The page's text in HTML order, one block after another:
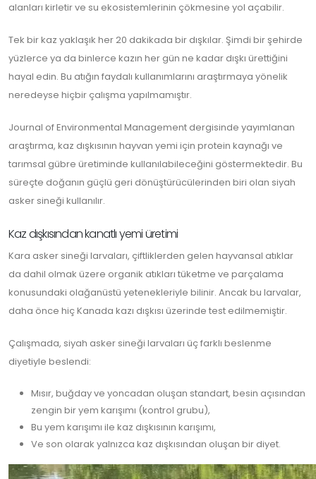
alanları kirletir ve su ekosistemlerinin çökmesine yol açabilir.
Tek bir kaz yaklaşık her 20 dakikada bir dışkılar. Şimdi bir şehirde
yüzlerce ya da binlerce kazın her gün ne kadar dışkı ürettiğini
hayal edin. Bu atığın faydalı kullanımlarını araştırmaya yönelik
neredeyse hiçbir çalışma yapılmamıştır.
Journal of Environmental Management dergisinde yayımlanan
araştırma, kaz dışkısının hayvan yemi için protein kaynağı ve
tarımsal gübre üretiminde kullanılabileceğini göstermektedir. Bu
süreçte doğanın güçlü geri dönüştürücülerinden biri olan siyah
asker sineği kullanılır.
Kaz dışkısından kanatlı yemi üretimi
Kara asker sineği larvaları, çiftliklerden gelen hayvansal atıklar
da dahil olmak üzere organik atıkları tüketme ve parçalama
konusundaki olağanüstü yetenekleriyle bilinir. Ancak bu larvalar,
daha önce hiç Kanada kazı dışkısı üzerinde test edilmemiştir.
Çalışmada, siyah asker sineği larvaları üç farklı beslenme
diyetiyle beslendi:
Mısır, buğday ve yoncadan oluşan standart, besin açısından
zengin bir yem karışımı (kontrol grubu),
Bu yem karışımı ile kaz dışkısının karışımı,
Ve son olarak yalnızca kaz dışkısından oluşan bir diyet.